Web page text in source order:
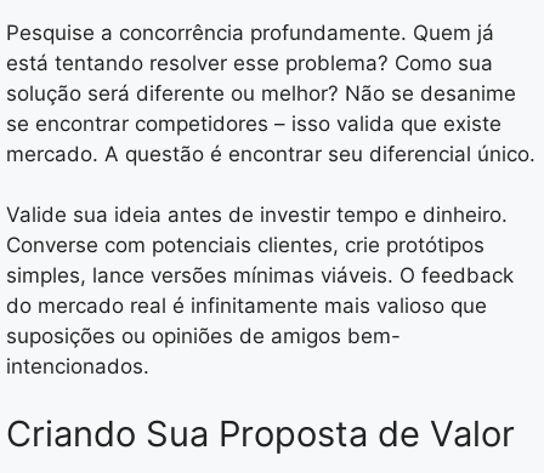
Pesquise a concorrência profundamente. Quem já
está tentando resolver esse problema? Como sua
solução será diferente ou melhor? Não se desanime
se encontrar competidores – isso valida que existe
mercado. A questão é encontrar seu diferencial único.
Valide sua ideia antes de investir tempo e dinheiro.
Converse com potenciais clientes, crie protótipos
simples, lance versões mínimas viáveis. O feedback
do mercado real é infinitamente mais valioso que
suposições ou opiniões de amigos bem-
intencionados.
Criando Sua Proposta de Valor